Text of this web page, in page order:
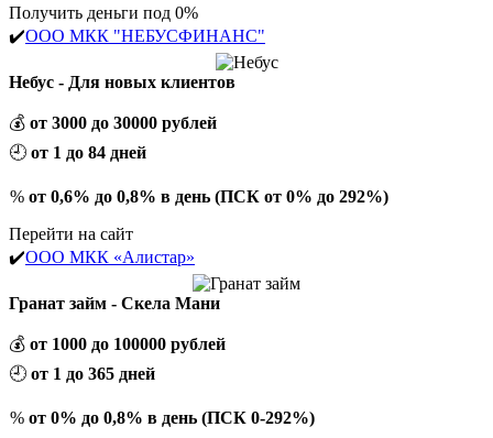
Получить деньги под 0%
✔️ООО МКК "НЕБУСФИНАНС"
Небус - Для новых клиентов
💰 от 3000 до 30000 рублей
🕘 от 1 до 84 дней
% от 0,6% до 0,8% в день (ПСК от 0% до 292%)
Перейти на сайт
✔️ООО МКК «Алистар»
Гранат займ - Скела Мани
💰 от 1000 до 100000 рублей
🕘 от 1 до 365 дней
% от 0% до 0,8% в день (ПСК 0-292%)